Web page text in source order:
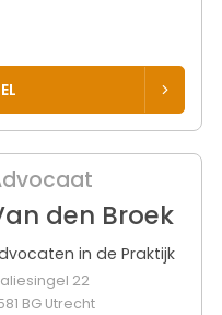
den Broek
in de Praktijk
22
BG Utrecht